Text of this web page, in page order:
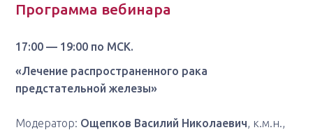
Программа вебинара
17:00 — 19:00 по МСК.
«Лечение распространенного рака
предстательной железы»
Модератор: Ощепков Василий Николаевич, к.м.н.,